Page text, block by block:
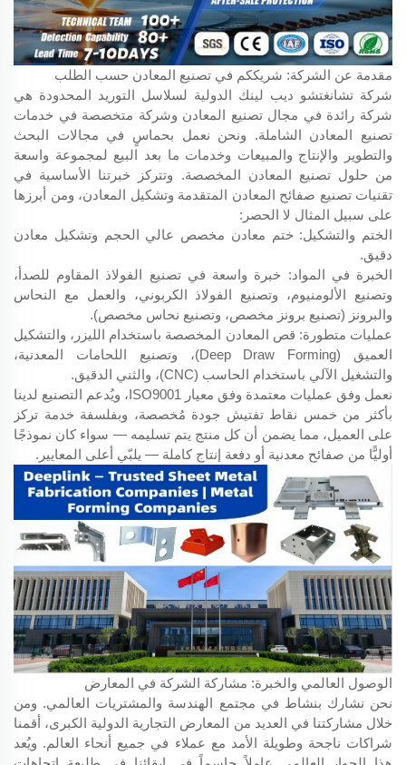
مقدمة عن الشركة: شريككم في تصنيع المعادن حسب الطلب
شركة تشانغتشو ديب لينك الدولية لسلاسل التوريد المحدودة هي
شركة رائدة في مجال تصنيع المعادن وشركة متخصصة في خدمات
تصنيع المعادن الشاملة. ونحن نعمل بحماسٍ في مجالات البحث
والتطوير والإنتاج والمبيعات وخدمات ما بعد البيع لمجموعة واسعة
من حلول تصنيع المعادن المخصصة. وتتركز خبرتنا الأساسية في
تقنيات تصنيع صفائح المعادن المتقدمة وتشكيل المعادن، ومن أبرزها
على سبيل المثال لا الحصر:
الختم والتشكيل: ختم معادن مخصص عالي الحجم وتشكيل معادن
دقيق.
الخبرة في المواد: خبرة واسعة في تصنيع الفولاذ المقاوم للصدأ،
وتصنيع الألومنيوم، وتصنيع الفولاذ الكربوني، والعمل مع النحاس
والبرونز (تصنيع برونز مخصص، وتصنيع نحاس مخصص).
عمليات متطورة: قص المعادن المخصصة باستخدام الليزر، والتشكيل
العميق (Deep Draw Forming)، وتصنيع اللحامات المعدنية،
والتشغيل الآلي باستخدام الحاسب (CNC)، والثني الدقيق.
نعمل وفق عمليات معتمدة وفق معيار ISO9001، ويُدعم التصنيع لدينا
بأكثر من خمس نقاط تفتيش جودة مُخصصة، وبفلسفة خدمة تركز
على العميل، مما يضمن أن كل منتج يتم تسليمه — سواء كان نموذجًا
أوليًّا من صفائح معدنية أو دفعة إنتاج كاملة — يلبّي أعلى المعايير.
الوصول العالمي والخبرة: مشاركة الشركة في المعارض
نحن نشارك بنشاط في مجتمع الهندسة والمشتريات العالمي. ومن
خلال مشاركتنا في العديد من المعارض التجارية الدولية الكبرى، أقمنا
شراكات ناجحة وطويلة الأمد مع عملاء في جميع أنحاء العالم. ويُعد